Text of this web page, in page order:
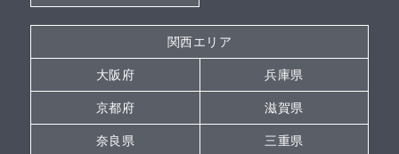
関西エリア
大阪府 兵庫県
京都府 滋賀県
奈良県 三重県